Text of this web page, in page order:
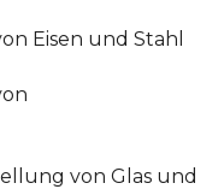
Eisen und Stahl
von Glas und